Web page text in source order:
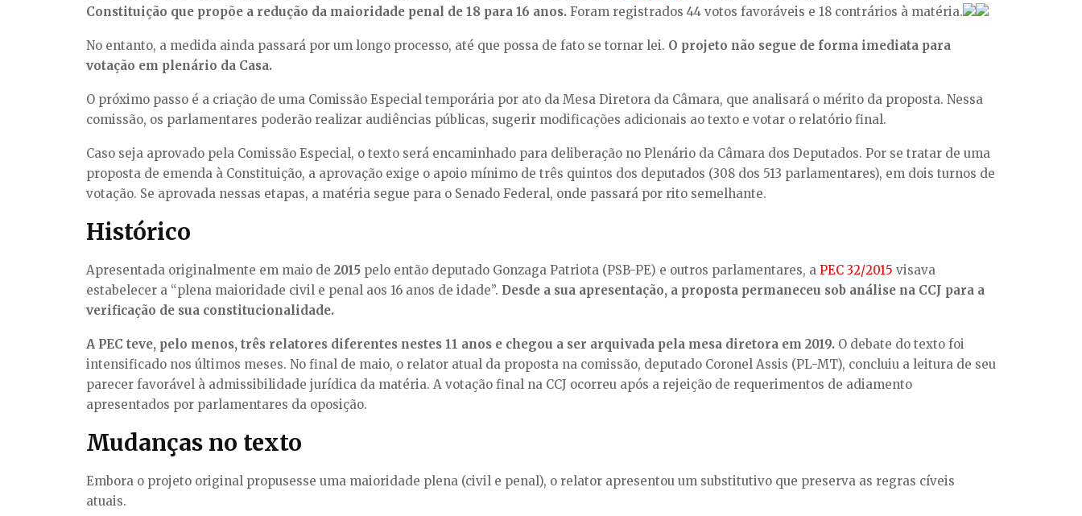
Constituição que propõe a redução da maioridade penal de 18 para 16 anos. Foram registrados 44 votos favoráveis e 18 contrários à matéria.
No entanto, a medida ainda passará por um longo processo, até que possa de fato se tornar lei. O projeto não segue de forma imediata para
votação em plenário da Casa.
O próximo passo é a criação de uma Comissão Especial temporária por ato da Mesa Diretora da Câmara, que analisará o mérito da proposta. Nessa
comissão, os parlamentares poderão realizar audiências públicas, sugerir modificações adicionais ao texto e votar o relatório final.
Caso seja aprovado pela Comissão Especial, o texto será encaminhado para deliberação no Plenário da Câmara dos Deputados. Por se tratar de uma
proposta de emenda à Constituição, a aprovação exige o apoio mínimo de três quintos dos deputados (308 dos 513 parlamentares), em dois turnos de
votação. Se aprovada nessas etapas, a matéria segue para o Senado Federal, onde passará por rito semelhante.
Histórico
Apresentada originalmente em maio de 2015 pelo então deputado Gonzaga Patriota (PSB-PE) e outros parlamentares, a PEC 32/2015 visava
estabelecer a “plena maioridade civil e penal aos 16 anos de idade”. Desde a sua apresentação, a proposta permaneceu sob análise na CCJ para a
verificação de sua constitucionalidade.
A PEC teve, pelo menos, três relatores diferentes nestes 11 anos e chegou a ser arquivada pela mesa diretora em 2019. O debate do texto foi
intensificado nos últimos meses. No final de maio, o relator atual da proposta na comissão, deputado Coronel Assis (PL-MT), concluiu a leitura de seu
parecer favorável à admissibilidade jurídica da matéria. A votação final na CCJ ocorreu após a rejeição de requerimentos de adiamento
apresentados por parlamentares da oposição.
Mudanças no texto
Embora o projeto original propusesse uma maioridade plena (civil e penal), o relator apresentou um substitutivo que preserva as regras cíveis
atuais.